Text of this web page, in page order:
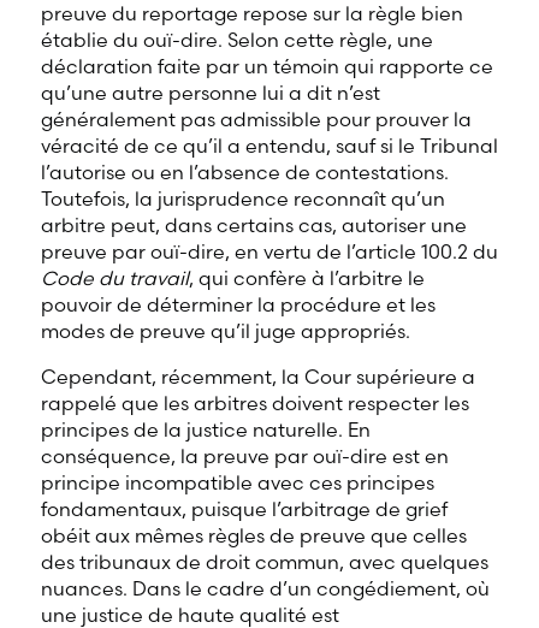
preuve du reportage repose sur la règle bien
établie du ouï-dire. Selon cette règle, une
déclaration faite par un témoin qui rapporte ce
qu’une autre personne lui a dit n’est
généralement pas admissible pour prouver la
véracité de ce qu’il a entendu, sauf si le Tribunal
l’autorise ou en l’absence de contestations.
Toutefois, la jurisprudence reconnaît qu’un
arbitre peut, dans certains cas, autoriser une
preuve par ouï-dire, en vertu de l’article 100.2 du
Code du travail, qui confère à l’arbitre le
pouvoir de déterminer la procédure et les
modes de preuve qu’il juge appropriés.
Cependant, récemment, la Cour supérieure a
rappelé que les arbitres doivent respecter les
principes de la justice naturelle. En
conséquence, la preuve par ouï-dire est en
principe incompatible avec ces principes
fondamentaux, puisque l’arbitrage de grief
obéit aux mêmes règles de preuve que celles
des tribunaux de droit commun, avec quelques
nuances. Dans le cadre d’un congédiement, où
une justice de haute qualité est